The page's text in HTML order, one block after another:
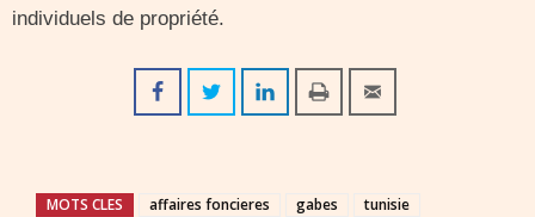
individuels de propriété.
MOTS CLES affaires foncieres gabes
tunisie